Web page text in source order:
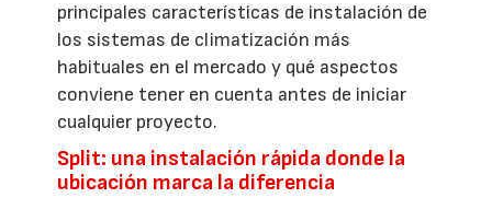
principales características de instalación de
los sistemas de climatización más
habituales en el mercado y qué aspectos
conviene tener en cuenta antes de iniciar
cualquier proyecto.
Split: una instalación rápida donde la
ubicación marca la diferencia